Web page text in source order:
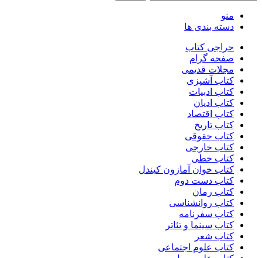
منو
دسته بندی ها
حراجی کتاب
صفحه گرام
مجلات قدیمی
کتاب آشپزی
کتاب ادبیات
کتاب ادیان
کتاب اقتصاد
کتاب تاریخ
کتاب حقوقی
کتاب خارجی
کتاب خطی
کتاب خوان آمازون کیندل
کتاب دست دوم
کتاب رمان
کتاب روانشناسی
کتاب سفرنامه
کتاب سینما و تئاتر
کتاب شعر
کتاب علوم اجتماعی